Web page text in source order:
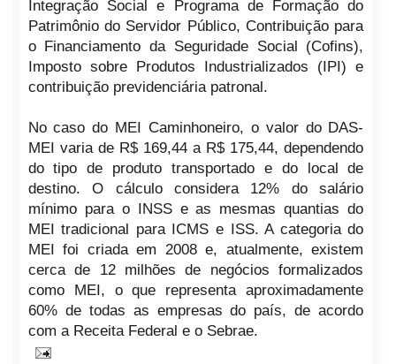
Integração Social e Programa de Formação do
Patrimônio do Servidor Público, Contribuição para
o Financiamento da Seguridade Social (Cofins),
Imposto sobre Produtos Industrializados (IPI) e
contribuição previdenciária patronal.
No caso do MEI Caminhoneiro, o valor do DAS-
MEI varia de R$ 169,44 a R$ 175,44, dependendo
do tipo de produto transportado e do local de
destino. O cálculo considera 12% do salário
mínimo para o INSS e as mesmas quantias do
MEI tradicional para ICMS e ISS. A categoria do
MEI foi criada em 2008 e, atualmente, existem
cerca de 12 milhões de negócios formalizados
como MEI, o que representa aproximadamente
60% de todas as empresas do país, de acordo
com a Receita Federal e o Sebrae.